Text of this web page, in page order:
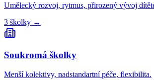
Umělecký rozvoj, rytmus, přirozený vývoj
3 školky →
Soukromá školky
Menší kolektivy, nadstandartní péče, flexibilita.